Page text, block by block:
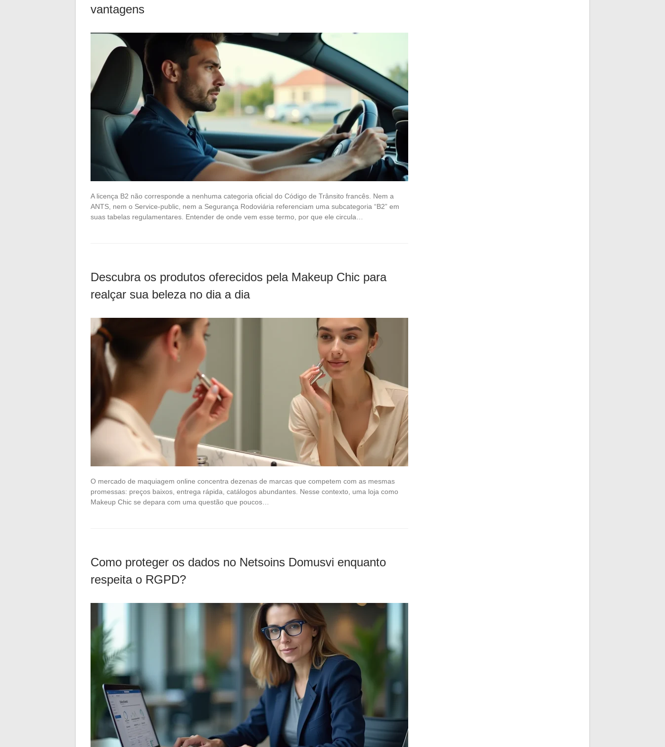
vantagens
A licença B2 não corresponde a nenhuma categoria oficial do Código de Trânsito francês. Nem a
ANTS, nem o Service-public, nem a Segurança Rodoviária referenciam uma subcategoria “B2” em
suas tabelas regulamentares. Entender de onde vem esse termo, por que ele circula…
Descubra os produtos oferecidos pela Makeup Chic para
realçar sua beleza no dia a dia
O mercado de maquiagem online concentra dezenas de marcas que competem com as mesmas
promessas: preços baixos, entrega rápida, catálogos abundantes. Nesse contexto, uma loja como
Makeup Chic se depara com uma questão que poucos…
Como proteger os dados no Netsoins Domusvi enquanto
respeita o RGPD?